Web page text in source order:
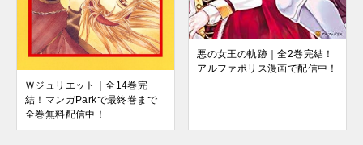
Ｗジュリエット｜全14巻完
結！マンガParkで最終巻まで
全巻無料配信中！
悪の女王の軌跡｜全2巻完結！
アルファポリス漫画で配信中！